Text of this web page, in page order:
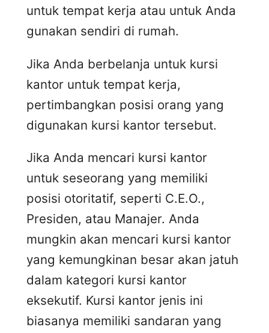
untuk tempat kerja atau untuk Anda
gunakan sendiri di rumah.
Jika Anda berbelanja untuk kursi
kantor untuk tempat kerja,
pertimbangkan posisi orang yang
digunakan kursi kantor tersebut.
Jika Anda mencari kursi kantor
untuk seseorang yang memiliki
posisi otoritatif, seperti C.E.O.,
Presiden, atau Manajer. Anda
mungkin akan mencari kursi kantor
yang kemungkinan besar akan jatuh
dalam kategori kursi kantor
eksekutif. Kursi kantor jenis ini
biasanya memiliki sandaran yang